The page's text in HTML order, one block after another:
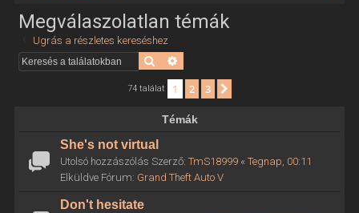
Megválaszolatlan témák
Ugrás a részletes kereséshez
Keresés
74 találat 1 2 3
Témák
She's not virtual
Utolsó hozzászólás Szerző: TmS18999« Tegnap, 00:11
Elküldve Fórum: Grand Theft Auto V
Don't hesitate